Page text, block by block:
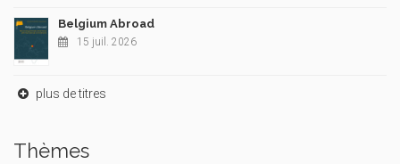
Belgium Abroad
15 juil. 2026
plus de titres
Thèmes